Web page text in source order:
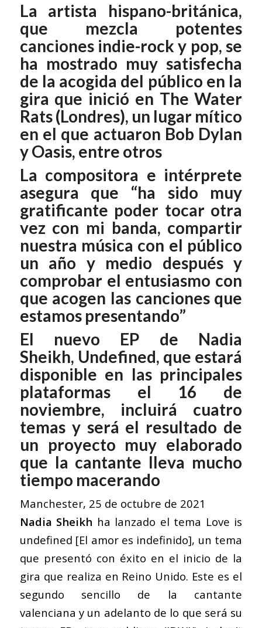
La artista hispano-británica,
que mezcla potentes
canciones indie-rock y pop, se
ha mostrado muy satisfecha
de la acogida del público en la
gira que inició en The Water
Rats (Londres), un lugar mítico
en el que actuaron Bob Dylan
y Oasis, entre otros
La compositora e intérprete
asegura que “ha sido muy
gratificante poder tocar otra
vez con mi banda, compartir
nuestra música con el público
un año y medio después y
comprobar el entusiasmo con
que acogen las canciones que
estamos presentando”
El nuevo EP de Nadia
Sheikh, Undefined, que estará
disponible en las principales
plataformas el 16 de
noviembre, incluirá cuatro
temas y será el resultado de
un proyecto muy elaborado
que la cantante lleva mucho
tiempo macerando
Manchester, 25 de octubre de 2021
Nadia Sheikh ha lanzado el tema Love is
undefined [El amor es indefinido], un tema
que presentó con éxito en el inicio de la
gira que realiza en Reino Unido. Este es el
segundo sencillo de la cantante
valenciana y un adelanto de lo que será su